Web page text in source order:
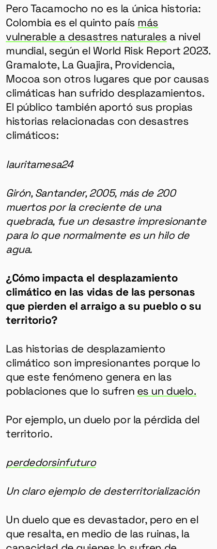
Pero Tacamocho no es la única historia:
Colombia es el quinto país más
vulnerable a desastres naturales a nivel
mundial, según el World Risk Report 2023.
Gramalote, La Guajira, Providencia,
Mocoa son otros lugares que por causas
climáticas han sufrido desplazamientos.
El público también aportó sus propias
historias relacionadas con desastres
climáticos:
lauritamesa24
Girón, Santander, 2005, más de 200
muertos por la creciente de una
quebrada, fue un desastre impresionante
para lo que normalmente es un hilo de
agua.
¿Cómo impacta el desplazamiento
climático en las vidas de las personas
que pierden el arraigo a su pueblo o su
territorio?
Las historias de desplazamiento
climático son impresionantes porque lo
que este fenómeno genera en las
poblaciones que lo sufren es un duelo.
Por ejemplo, un duelo por la pérdida del
territorio.
perdedorsinfuturo
Un claro ejemplo de desterritorialización
Un duelo que es devastador, pero en el
que resalta, en medio de las ruinas, la